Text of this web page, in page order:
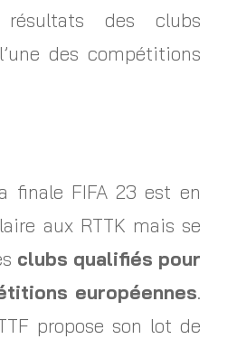
des clubs
des compétitions
finale FIFA 23 est en
aux RTTK mais se
clubs qualifiés pour
européennes.
propose son lot de